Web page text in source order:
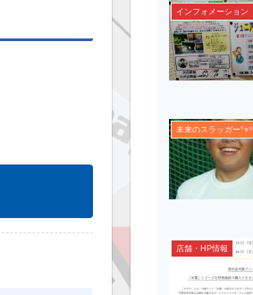
インフォメーション
店舗・HP情報